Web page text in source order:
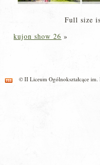
Full size is
kujon show 26 »
© II Liceum Ogólnokształcące